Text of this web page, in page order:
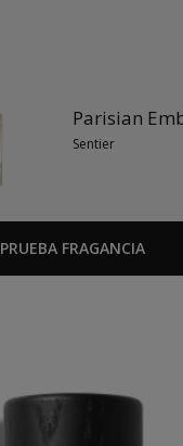
Parisian
Sentier
PRUEBA FRAGANCIA